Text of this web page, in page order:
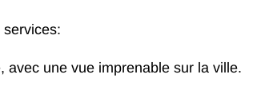
avec une vue imprenable sur la ville.